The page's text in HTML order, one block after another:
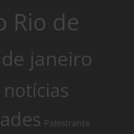
Rio de
janeiro
notícias
Palestrante